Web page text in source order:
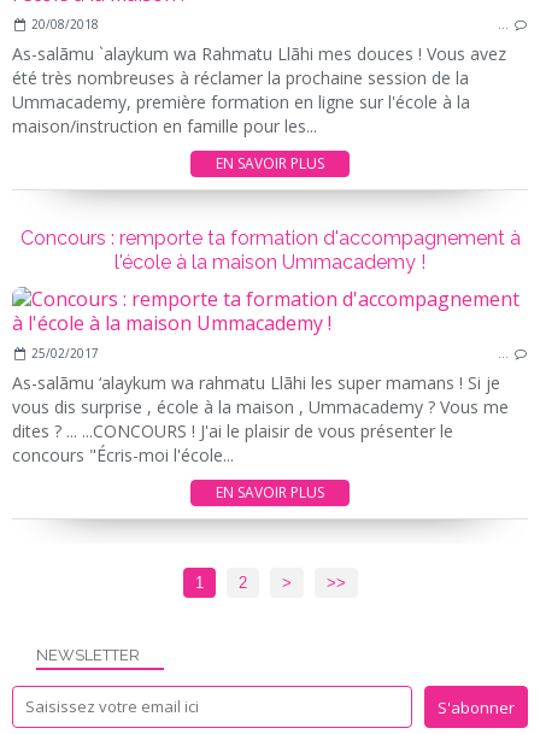
20/08/2018 …
As-salãmu `alaykum wa Rahmatu Llãhi mes douces ! Vous avez
été très nombreuses à réclamer la prochaine session de la
Ummacademy, première formation en ligne sur l'école à la
maison/instruction en famille pour les...
EN SAVOIR PLUS
Concours : remporte ta formation d'accompagnement à
l'école à la maison Ummacademy !
25/02/2017 …
As-salãmu ‘alaykum wa rahmatu Llãhi les super mamans ! Si je
vous dis surprise , école à la maison , Ummacademy ? Vous me
dites ? ... ...CONCOURS ! J'ai le plaisir de vous présenter le
concours "Écris-moi l'école...
EN SAVOIR PLUS
1 2 > >>
NEWSLETTER